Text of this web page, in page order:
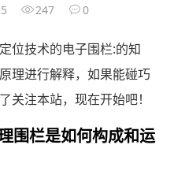
247 0
位技术的电子围栏:的知
理进行解释，如果能碰巧
关注本站，现在开始吧！
围栏是如何构成和运